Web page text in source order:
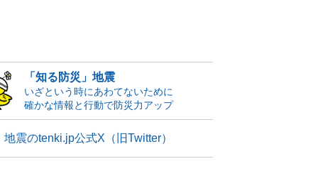
「知る防災」地震
いざという時にあわてないために
確かな情報と行動で防災力アップ
地震のtenki.jp公式X（旧Twitter）